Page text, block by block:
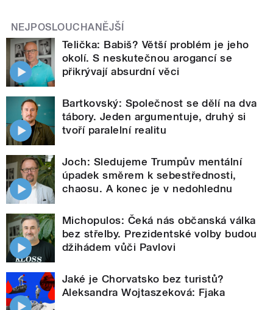
NEJPOSLOUCHANĚJŠÍ
Telička: Babiš? Větší problém je jeho
okolí. S neskutečnou arogancí se
přikrývají absurdní věci
Bartkovský: Společnost se dělí na dva
tábory. Jeden argumentuje, druhý si
tvoří paralelní realitu
Joch: Sledujeme Trumpův mentální
úpadek směrem k sebestřednosti,
chaosu. A konec je v nedohlednu
Michopulos: Čeká nás občanská válka
bez střelby. Prezidentské volby budou
džihádem vůči Pavlovi
Jaké je Chorvatsko bez turistů?
Aleksandra Wojtaszeková: Fjaka